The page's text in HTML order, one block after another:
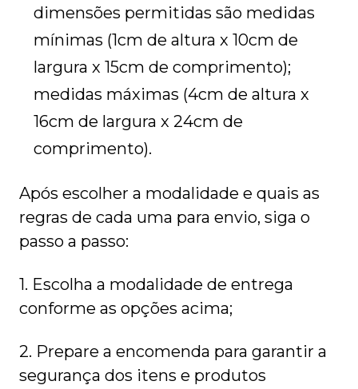
dimensões permitidas são medidas
mínimas (1cm de altura x 10cm de
largura x 15cm de comprimento);
medidas máximas (4cm de altura x
16cm de largura x 24cm de
comprimento).
Após escolher a modalidade e quais as
regras de cada uma para envio, siga o
passo a passo:
1. Escolha a modalidade de entrega
conforme as opções acima;
2. Prepare a encomenda para garantir a
segurança dos itens e produtos